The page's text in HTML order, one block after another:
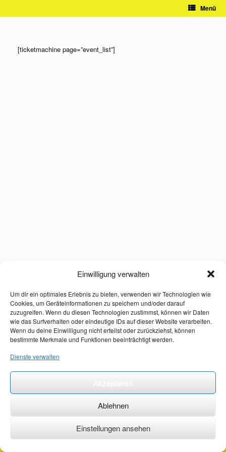
Einwilligung verwalten
Um dir ein optimales Erlebnis zu bieten, verwenden wir Technologien wie
Cookies, um Geräteinformationen zu speichern und/oder darauf
zuzugreifen. Wenn du diesen Technologien zustimmst, können wir Daten
wie das Surfverhalten oder eindeutige IDs auf dieser Website verarbeiten.
Wenn du deine Einwilligung nicht erteilst oder zurückziehst, können
bestimmte Merkmale und Funktionen beeinträchtigt werden.
Dienste verwalten
Ablehnen
Einstellungen ansehen
Menü
[ticketmachine page=”event_list”]
©2026 ·erstehilfekurs-mauch.de ·AGB ·Datenschutzerklärung ·Impressum ·